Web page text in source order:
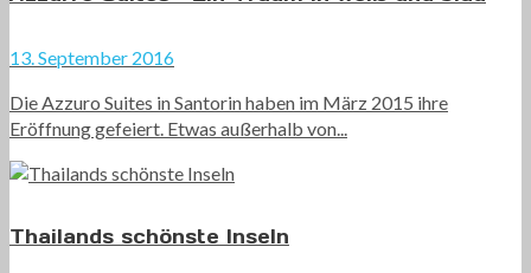
13. September 2016
Die Azzuro Suites in Santorin haben im März 2015 ihre
Eröffnung gefeiert. Etwas außerhalb von...
Thailands schönste Inseln